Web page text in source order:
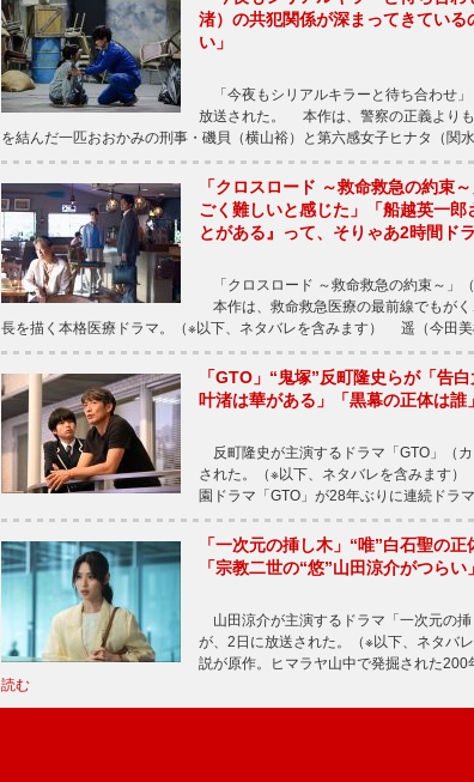
渚）の共犯関係が深まってきてい
い」
「今夜もシリアルキラーと待ち合わせ
放送された。 本作は、警察の正義より
を結んだ一匹おおかみの刑事・磯貝（横山裕）と第六感女子ヒナタ（関
「クロスロード ～救命救急の約束
ごく難しいと感じた」「船越英一
とがある』って、そりゃあ2時間ド
「クロスロード ～救命救急の約束～」
本作は、救命救急医療の最前線でもが
長を描く本格医療ドラマ。（※以下、ネタバレを含みます） 遥（今田
「GTO」“鬼塚”反町隆史らが「告
叶渚は華がある」「黒幕の正体は誰」
反町隆史が主演するドラマ「GTO」（
された。（※以下、ネタバレを含みます
園ドラマ「GTO」が28年ぶりに連続ドラ
「一次元の挿し木」“唯”白石聖の
「宗教二世の“悠”山田涼介がつらい」
山田涼介が主演するドラマ「一次元の
が、2日に放送された。（※以下、ネタ
説が原作。ヒマラヤ山中で発掘された
読む